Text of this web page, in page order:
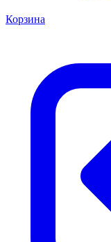
Корзина